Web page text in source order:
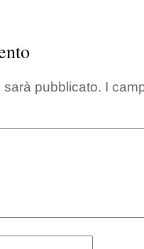
sarà pubblicato. I